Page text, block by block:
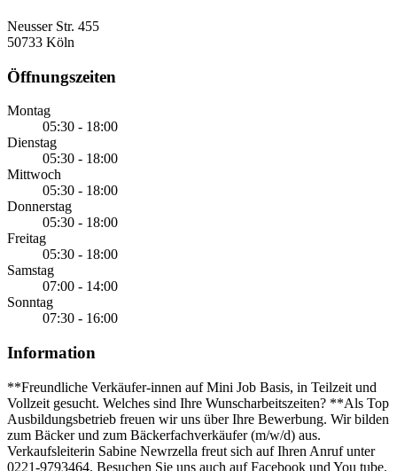
Neusser Str. 455
50733 Köln
Öffnungszeiten
Montag
05:30 - 18:00
Dienstag
05:30 - 18:00
Mittwoch
05:30 - 18:00
Donnerstag
05:30 - 18:00
Freitag
05:30 - 18:00
Samstag
07:00 - 14:00
Sonntag
07:30 - 16:00
Information
**Freundliche Verkäufer-innen auf Mini Job Basis, in Teilzeit und
Vollzeit gesucht. Welches sind Ihre Wunscharbeitszeiten? **Als Top
Ausbildungsbetrieb freuen wir uns über Ihre Bewerbung. Wir bilden
zum Bäcker und zum Bäckerfachverkäufer (m/w/d) aus.
Verkaufsleiterin Sabine Newrzella freut sich auf Ihren Anruf unter
0221-9793464. Besuchen Sie uns auch auf Facebook und You tube.